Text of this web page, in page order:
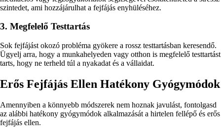
szintedet, ami hozzájárulhat a fejfájás enyhüléséhez.
3. Megfelelő Testtartás
Sok fejfájást okozó probléma gyökere a rossz testtartásban keresendő.
Ügyelj arra, hogy a munkahelyeden vagy otthon is megfelelő testtartást
tarts, hogy ne terheld túl a nyakadat és a vállaidat.
Erős Fejfájás Ellen Hatékony Gyógymódok
Amennyiben a könnyebb módszerek nem hoznak javulást, fontolgasd
az alábbi hatékony gyógymódok alkalmazását a hirtelen fellépő és erős
fejfájás ellen.